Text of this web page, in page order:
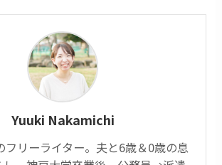
Yuuki Nakamichi
フリーライター。夫と6歳＆0歳の息